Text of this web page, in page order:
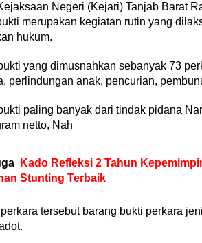
Negeri (Kejari) Tanjab Barat
merupakan kegiatan rutin yang
hukum.
yang dimusnahkan sebanyak 73
perlindungan anak, pencurian,
paling banyak dari tindak pidana
netto, Nah
Kado Refleksi 2 Tahun
Stunting Terbaik
tersebut barang bukti perkara